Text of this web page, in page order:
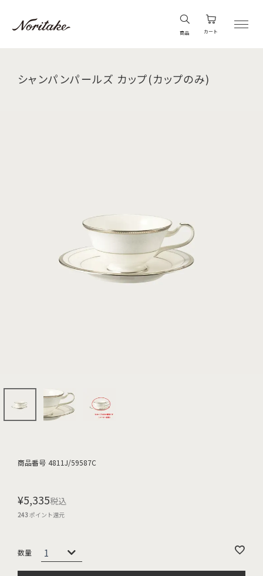
商品 カート
シャンパンパールズ カップ(カップのみ)
商品番号 4811J/59587C
¥5,335税込
243ポイント還元